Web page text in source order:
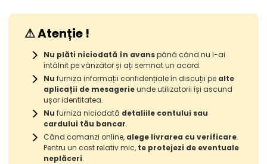
⚠ Atenție !
Nu plăti niciodată în avanspână când nu l-ai
întâlnit pe vânzător și ați semnat un acord.
Nu furniza informații confidențiale în discuții pe alte
aplicații de mesagerieunde utilizatorii își ascund
ușor identitatea.
Nu furniza niciodată detaliile contului sau
cardului tău bancar.
Când comanzi online, alege livrarea cu verificare.
Pentru un cost relativ mic, te protejezi de eventuale
neplăceri.